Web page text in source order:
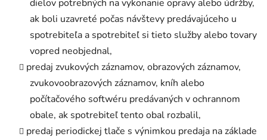
dielov potrebných na vykonanie opravy alebo údržby,
ak boli uzavreté počas návštevy predávajúceho u
spotrebiteľa a spotrebiteľ si tieto služby alebo tovary
vopred neobjednal,
predaj zvukových záznamov, obrazových záznamov,
zvukovoobrazových záznamov, kníh alebo
počítačového softwéru predávaných v ochrannom
obale, ak spotrebiteľ tento obal rozbalil,
predaj periodickej tlače s výnimkou predaja na základe